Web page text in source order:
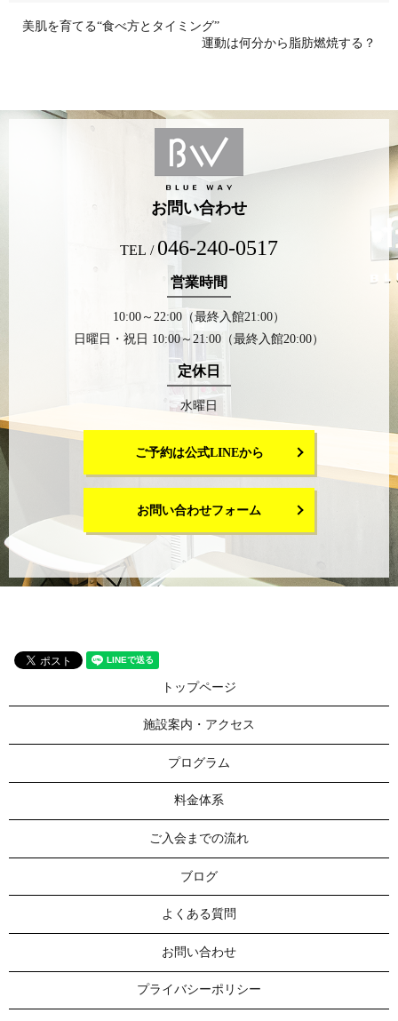
美肌を育てる“食べ方とタイミング”
運動は何分から脂肪燃焼する？
お問い合わせ
TEL / 046-240-0517
営業時間
10:00～22:00（最終入館21:00）
日曜日・祝日 10:00～21:00（最終入館20:00）
定休日
水曜日
ご予約は公式LINEから
お問い合わせフォーム
トップページ
施設案内・アクセス
プログラム
料金体系
ご入会までの流れ
ブログ
よくある質問
お問い合わせ
プライバシーポリシー